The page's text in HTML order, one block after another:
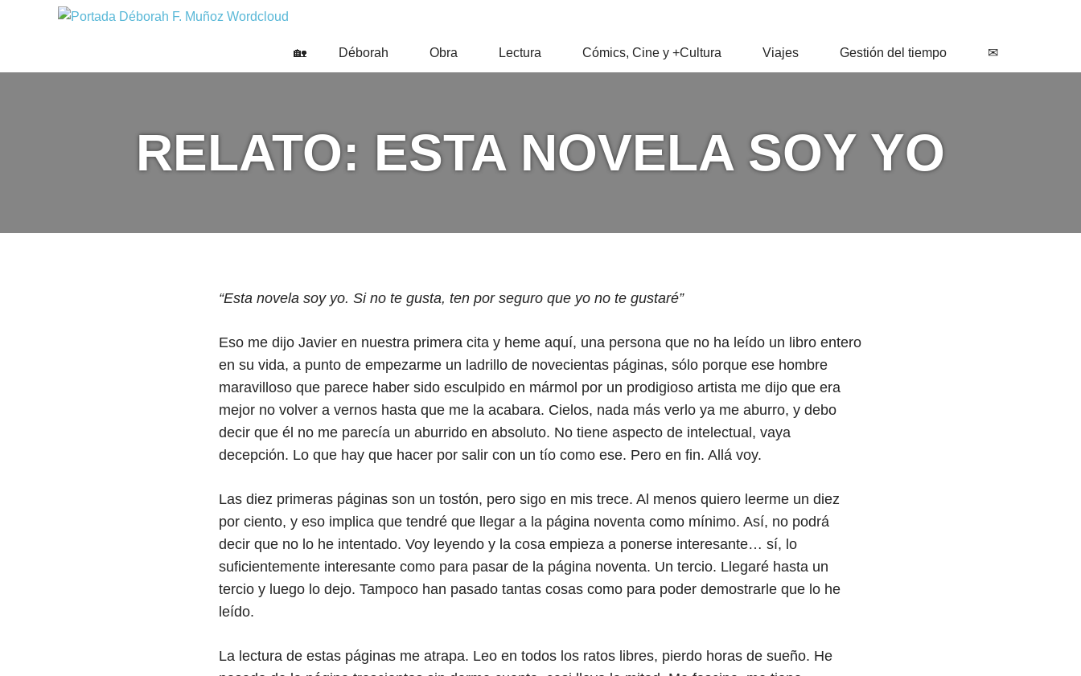
F.
🏡 Déborah Obra Lectura Cómics, Cine y +Cultura Viajes Gestión del tiempo ✉
RELATO: ESTA NOVELA SOY YO
“Esta novela soy yo. Si no te gusta, ten por seguro que yo no te gustaré”
Eso me dijo Javier en nuestra primera cita y heme aquí, una persona que no ha leído un libro entero
en su vida, a punto de empezarme un ladrillo de novecientas páginas, sólo porque ese hombre
maravilloso que parece haber sido esculpido en mármol por un prodigioso artista me dijo que era
mejor no volver a vernos hasta que me la acabara. Cielos, nada más verlo ya me aburro, y debo
decir que él no me parecía un aburrido en absoluto. No tiene aspecto de intelectual, vaya
decepción. Lo que hay que hacer por salir con un tío como ese. Pero en fin. Allá voy.
Las diez primeras páginas son un tostón, pero sigo en mis trece. Al menos quiero leerme un diez
por ciento, y eso implica que tendré que llegar a la página noventa como mínimo. Así, no podrá
decir que no lo he intentado. Voy leyendo y la cosa empieza a ponerse interesante… sí, lo
suficientemente interesante como para pasar de la página noventa. Un tercio. Llegaré hasta un
tercio y luego lo dejo. Tampoco han pasado tantas cosas como para poder demostrarle que lo he
leído.
La lectura de estas páginas me atrapa. Leo en todos los ratos libres, pierdo horas de sueño. He